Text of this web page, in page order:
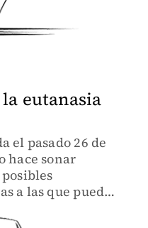
eutanasia
el pasado 26 de
hace sonar
a las que puede